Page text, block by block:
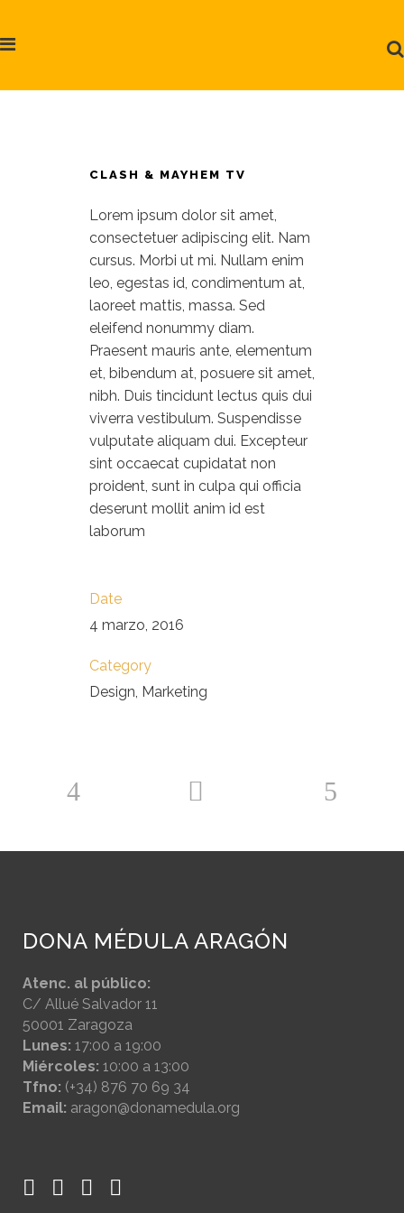
CLASH & MAYHEM TV
Lorem ipsum dolor sit amet,
consectetuer adipiscing elit. Nam
cursus. Morbi ut mi. Nullam enim
leo, egestas id, condimentum at,
laoreet mattis, massa. Sed
eleifend nonummy diam.
Praesent mauris ante, elementum
et, bibendum at, posuere sit amet,
nibh. Duis tincidunt lectus quis dui
viverra vestibulum. Suspendisse
vulputate aliquam dui. Excepteur
sint occaecat cupidatat non
proident, sunt in culpa qui officia
deserunt mollit anim id est
laborum
Date
4 marzo, 2016
Category
Design, Marketing
DONA MÉDULA ARAGÓN
Atenc. al público:
C/ Allué Salvador 11
50001 Zaragoza
Lunes: 17:00 a 19:00
Miércoles: 10:00 a 13:00
Tfno: (+34) 876 70 69 34
Email: aragon@donamedula.org